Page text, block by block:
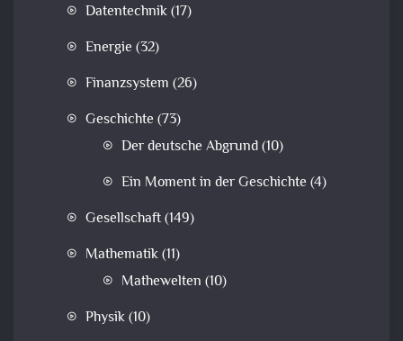
Datentechnik(17)
Energie (32)
Finanzsystem (26)
Geschichte (73)
Der deutsche Abgrund(10)
Ein Moment in der Geschichte (4)
Gesellschaft(149)
Mathematik(11)
Mathewelten (10)
Physik(10)